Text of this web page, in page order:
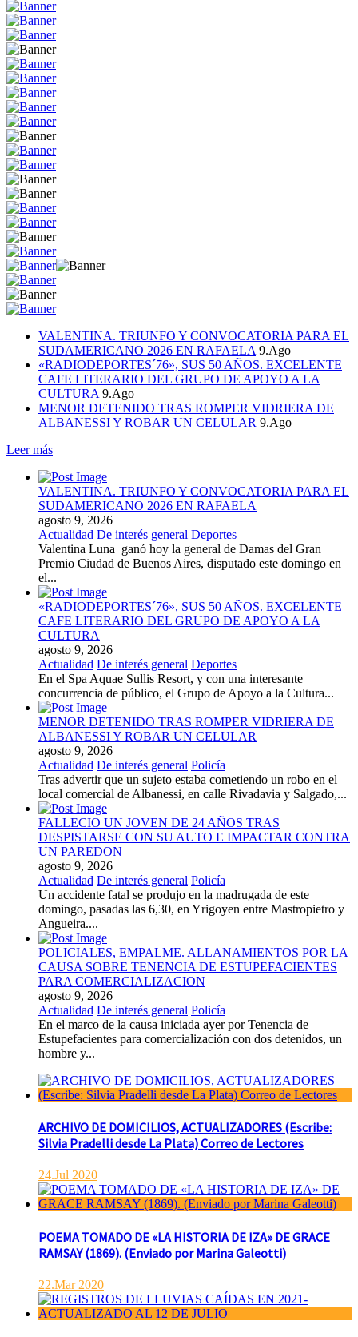
VALENTINA. TRIUNFO Y CONVOCATORIA PARA EL
SUDAMERICANO 2026 EN RAFAELA 9.Ago
«RADIODEPORTES´76», SUS 50 AÑOS. EXCELENTE
CAFE LITERARIO DEL GRUPO DE APOYO A LA
CULTURA 9.Ago
MENOR DETENIDO TRAS ROMPER VIDRIERA DE
ALBANESSI Y ROBAR UN CELULAR 9.Ago
Leer más
VALENTINA. TRIUNFO Y CONVOCATORIA PARA EL
SUDAMERICANO 2026 EN RAFAELA
agosto 9, 2026
Actualidad De interés general Deportes
Valentina Luna ganó hoy la general de Damas del Gran
Premio Ciudad de Buenos Aires, disputado este domingo en
el...
«RADIODEPORTES´76», SUS 50 AÑOS. EXCELENTE
CAFE LITERARIO DEL GRUPO DE APOYO A LA
CULTURA
agosto 9, 2026
Actualidad De interés general Deportes
En el Spa Aquae Sullis Resort, y con una interesante
concurrencia de público, el Grupo de Apoyo a la Cultura...
MENOR DETENIDO TRAS ROMPER VIDRIERA DE
ALBANESSI Y ROBAR UN CELULAR
agosto 9, 2026
Actualidad De interés general Policía
Tras advertir que un sujeto estaba cometiendo un robo en el
local comercial de Albanessi, en calle Rivadavia y Salgado,...
FALLECIO UN JOVEN DE 24 AÑOS TRAS
DESPISTARSE CON SU AUTO E IMPACTAR CONTRA
UN PAREDON
agosto 9, 2026
Actualidad De interés general Policía
Un accidente fatal se produjo en la madrugada de este
domingo, pasadas las 6,30, en Yrigoyen entre Mastropietro y
Angueira....
POLICIALES, EMPALME. ALLANAMIENTOS POR LA
CAUSA SOBRE TENENCIA DE ESTUPEFACIENTES
PARA COMERCIALIZACION
agosto 9, 2026
Actualidad De interés general Policía
En el marco de la causa iniciada ayer por Tenencia de
Estupefacientes para comercialización con dos detenidos, un
hombre y...
ARCHIVO DE DOMICILIOS, ACTUALIZADORES (Escribe:
Silvia Pradelli desde La Plata) Correo de Lectores
24.Jul 2020
POEMA TOMADO DE «LA HISTORIA DE IZA» DE GRACE
RAMSAY (1869). (Enviado por Marina Galeotti)
22.Mar 2020